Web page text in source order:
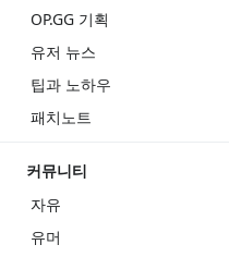
OP.GG 기획
유저 뉴스
팁과 노하우
패치노트
커뮤니티
자유
유머